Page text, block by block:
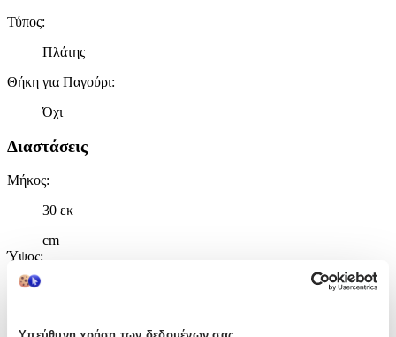
Τύπος:
Πλάτης
Θήκη για Παγούρι:
Όχι
Διαστάσεις
Μήκος:
30 εκ
cm
Ύψος: